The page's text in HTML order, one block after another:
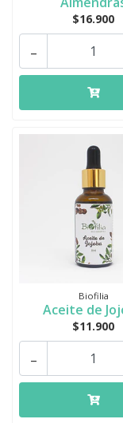
$16.900
-
Biofilia
Aceite de
$11.900
-